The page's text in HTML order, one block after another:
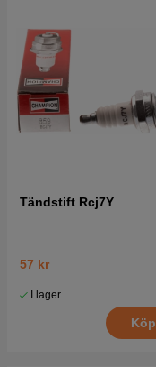
Tändstift Rcj7Y
57 kr
I lager
Köp